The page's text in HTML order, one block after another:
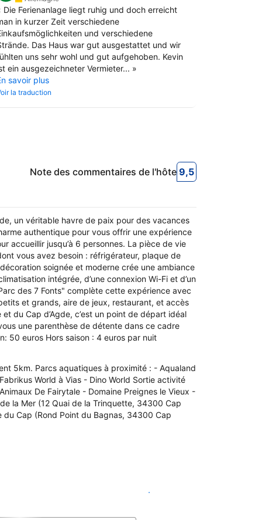
Die Ferienanlage liegt ruhig und doch erreicht
in kurzer Zeit verschiedene
und verschiedene
Das Haus war gut ausgestattet und wir
uns sehr wohl und gut aufgehoben. Kevin
ein ausgezeichneter Vermieter... »
savoir plus
la traduction
9,5
9,5Note des
Note des commentaires de l'hôte
un véritable havre de paix pour des vacances
authentique pour vous offrir une expérience
accueillir jusqu’à 6 personnes. La pièce de vie
vous avez besoin : réfrigérateur, plaque de
soignée et moderne crée une ambiance
intégrée, d’une connexion Wi-Fi et d’un
des 7 Fonts" complète cette expérience avec
et grands, aire de jeux, restaurant, et accès
du Cap d’Agde, c’est un point de départ idéal
une parenthèse de détente dans ce cadre
50 euros Hors saison : 4 euros par nuit
5km. Parcs aquatiques à proximité : - Aqualand
World à Vias - Dino World Sortie activité
De Fairytale - Domaine Preignes le Vieux -
la Mer (12 Quai de la Trinquette, 34300 Cap
Cap (Rond Point du Bagnas, 34300 Cap
Voir les disponibilités